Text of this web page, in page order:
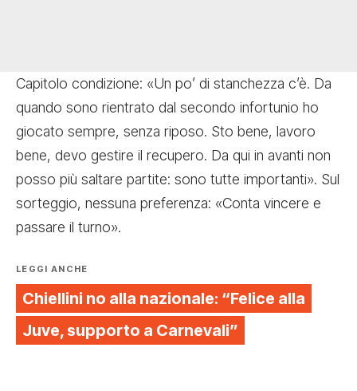
Capitolo condizione: «Un po’ di stanchezza c’è. Da
quando sono rientrato dal secondo infortunio ho
giocato sempre, senza riposo. Sto bene, lavoro
bene, devo gestire il recupero. Da qui in avanti non
posso più saltare partite: sono tutte importanti». Sul
sorteggio, nessuna preferenza: «Conta vincere e
passare il turno».
LEGGI ANCHE
Chiellini no alla nazionale: “Felice alla
Juve, supporto a Carnevali”